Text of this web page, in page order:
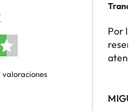
valoraciones
Por